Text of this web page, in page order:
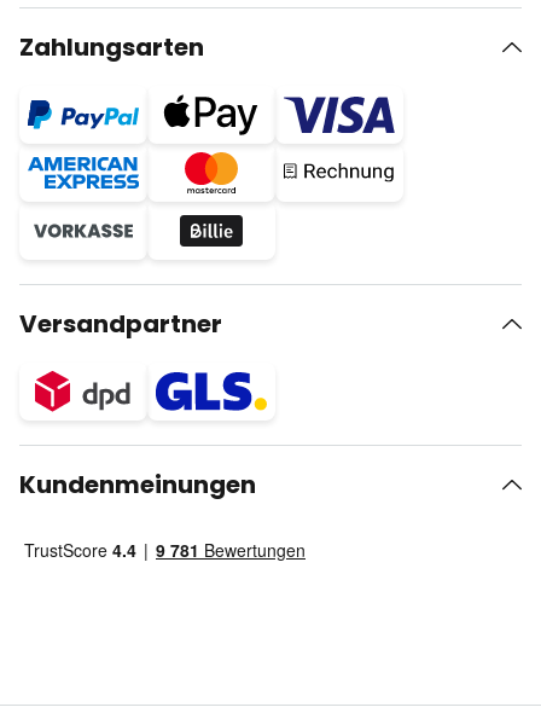
Zahlungsarten
Versandpartner
Kundenmeinungen